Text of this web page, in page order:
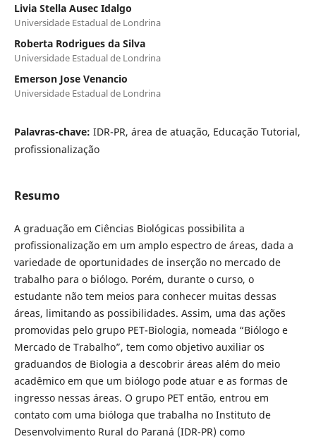
Livia Stella Ausec Idalgo
Universidade Estadual de Londrina
Roberta Rodrigues da Silva
Universidade Estadual de Londrina
Emerson Jose Venancio
Universidade Estadual de Londrina
Palavras-chave: IDR-PR, área de atuação, Educação Tutorial,
profissionalização
Resumo
A graduação em Ciências Biológicas possibilita a
profissionalização em um amplo espectro de áreas, dada a
variedade de oportunidades de inserção no mercado de
trabalho para o biólogo. Porém, durante o curso, o
estudante não tem meios para conhecer muitas dessas
áreas, limitando as possibilidades. Assim, uma das ações
promovidas pelo grupo PET-Biologia, nomeada “Biólogo e
Mercado de Trabalho”, tem como objetivo auxiliar os
graduandos de Biologia a descobrir áreas além do meio
acadêmico em que um biólogo pode atuar e as formas de
ingresso nessas áreas. O grupo PET então, entrou em
contato com uma bióloga que trabalha no Instituto de
Desenvolvimento Rural do Paraná (IDR-PR) como